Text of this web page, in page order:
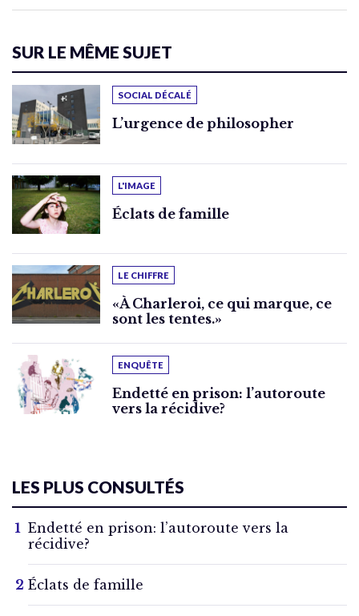
SUR LE MÊME SUJET
SOCIAL DÉCALÉ
L’urgence de philosopher
L'IMAGE
Éclats de famille
LE CHIFFRE
«À Charleroi, ce qui marque, ce
sont les tentes.»
ENQUÊTE
Endetté en prison: l’autoroute
vers la récidive?
LES PLUS CONSULTÉS
Endetté en prison: l’autoroute vers la
récidive?
Éclats de famille